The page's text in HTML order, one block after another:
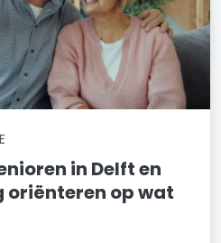
in Delft en
oriënteren op wat